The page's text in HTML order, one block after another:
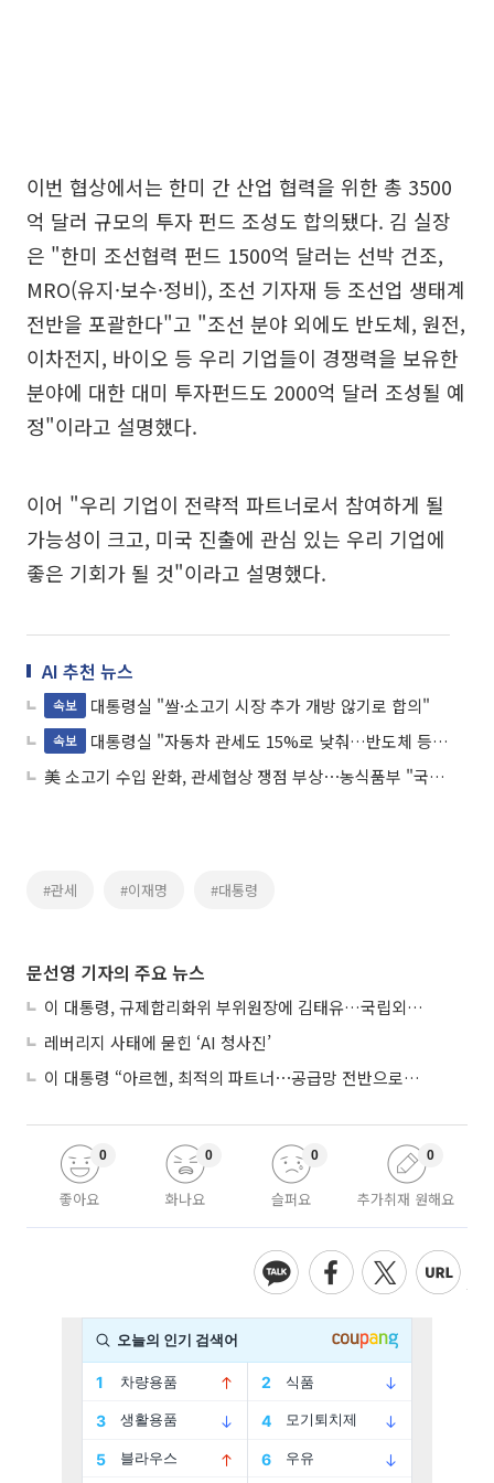
이번 협상에서는 한미 간 산업 협력을 위한 총 3500
억 달러 규모의 투자 펀드 조성도 합의됐다. 김 실장
은 "한미 조선협력 펀드 1500억 달러는 선박 건조,
MRO(유지·보수·정비), 조선 기자재 등 조선업 생태계
전반을 포괄한다"고 "조선 분야 외에도 반도체, 원전,
이차전지, 바이오 등 우리 기업들이 경쟁력을 보유한
분야에 대한 대미 투자펀드도 2000억 달러 조성될 예
정"이라고 설명했다.
이어 "우리 기업이 전략적 파트너로서 참여하게 될
가능성이 크고, 미국 진출에 관심 있는 우리 기업에
좋은 기회가 될 것"이라고 설명했다.
AI 추천 뉴스
속보 대통령실 "쌀·소고기 시장 추가 개방 않기로 합의"
속보
대통령실 "자동차 관세도 15%로 낮춰…반도체 등도 불리하지 않아"
美 소고기 수입 완화, 관세협상 쟁점 부상⋯농식품부 "국민안전 최우선, 검토 안해"
#관세 #이재명 #대통령
문선영 기자의 주요 뉴스
이 대통령, 규제합리화위 부위원장에 김태유…국립외교원장 김흥규
레버리지 사태에 묻힌 ‘AI 청사진’
이 대통령 “아르헨, 최적의 파트너⋯공급망 전반으로 확대”
좋아요
0
화나요
0
슬퍼요
0
추가취재 원해요
0